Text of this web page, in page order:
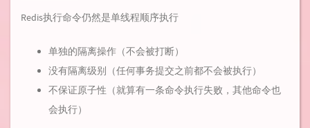
Redis执行命令仍然是单线程顺序执行
单独的隔离操作（不会被打断）
没有隔离级别（任何事务提交之前都不会被执行）
不保证原子性（就算有一条命令执行失败，其他命令也
会执行）